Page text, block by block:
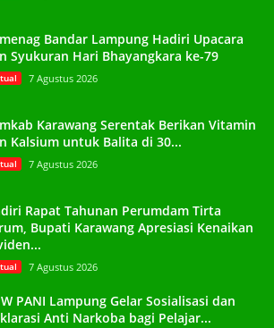
Bandar Lampung Hadiri Upacara
Syukuran Hari Bhayangkara ke-79
7 Agustus 2026
Karawang Serentak Berikan Vitamin
Kalsium untuk Balita di 30...
7 Agustus 2026
Rapat Tahunan Perumdam Tirta
Bupati Karawang Apresiasi Kenaikan
7 Agustus 2026
PANI Lampung Gelar Sosialisasi dan
Anti Narkoba bagi Pelajar...